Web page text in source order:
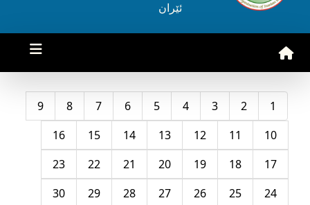
ئێران
1
2
3
4
5
6
7
8
9
10
11
12
13
14
15
16
17
18
19
20
21
22
23
24
25
26
27
28
29
30